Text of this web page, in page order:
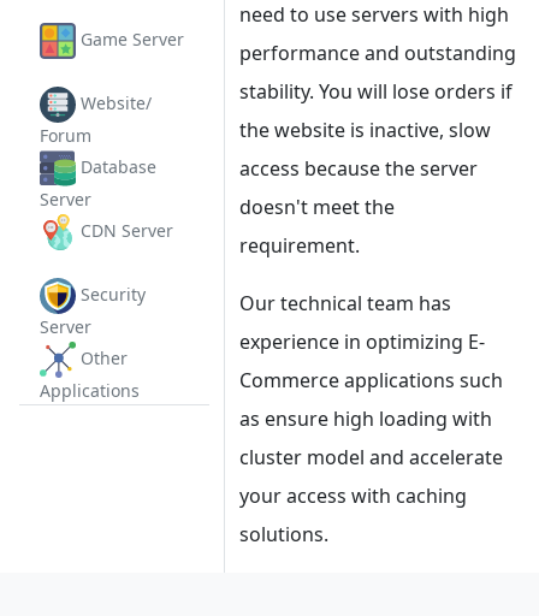
Game Server
Website/
Forum
Database
Server
CDN Server
Security
Server
Other
Applications
need to use servers with high
performance and outstanding
stability. You will lose orders if
the website is inactive, slow
access because the server
doesn't meet the
requirement.
Our technical team has
experience in optimizing E-
Commerce applications such
as ensure high loading with
cluster model and accelerate
your access with caching
solutions.